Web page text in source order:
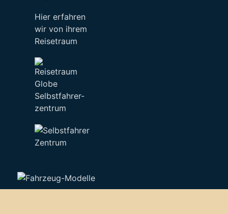
Hier erfahren
wir von ihrem
Reisetraum
Selbstfahrer-
zentrum